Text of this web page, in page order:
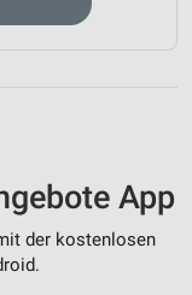
App
der kostenlosen